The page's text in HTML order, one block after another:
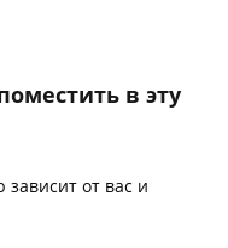
в эту
от вас и